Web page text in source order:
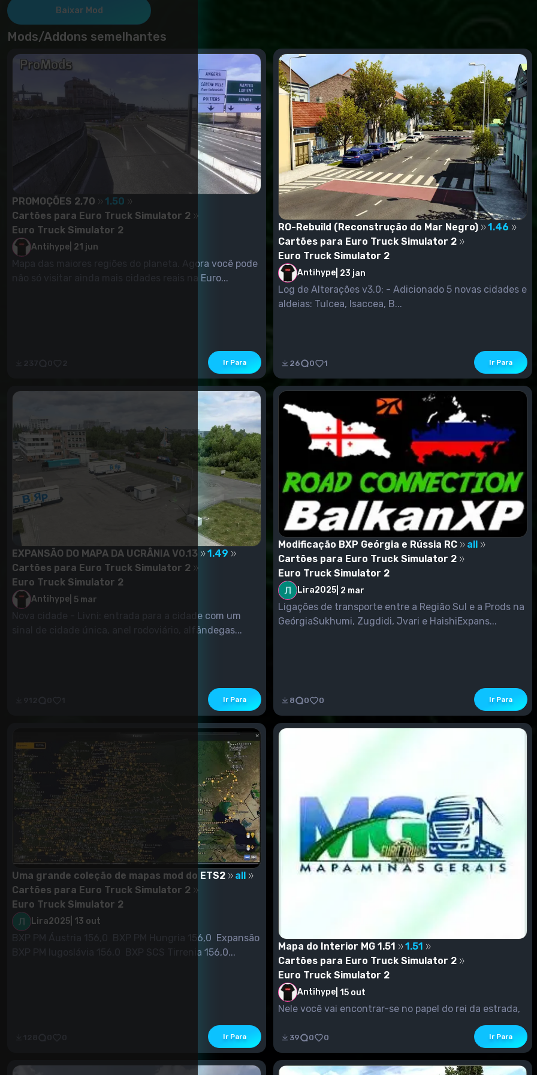
Baixar Mod
Mods/Addons semelhantes
PROMOÇÕES 2,70
1.50
Cartões para Euro Truck Simulator 2
Euro Truck Simulator 2
Antihype 21 jun
Mapa das maiores regiões do planeta. Agora você pode
não só visitar ainda mais cidades reais na Euro...
Ir Para
RO-Rebuild (Reconstrução do Mar Negro)
1.46
Cartões para Euro Truck Simulator 2
Euro Truck Simulator 2
Antihype 23 jan
Log de Alterações v3.0: - Adicionado 5 novas cidades e
aldeias: Tulcea, Isaccea, B...
26 0 1 Ir Para
EXPANSÃO DO MAPA DA UCRÂNIA V0.13
1.49
Cartões para Euro Truck Simulator 2
Euro Truck Simulator 2
Antihype 5 mar
Nova cidade - Livni: entrada para a cidade com um
sinal de cidade única, anel rodoviário, alfândegas...
Ir Para
Modificação BXP Geórgia e Rússia RC
all
Cartões para Euro Truck Simulator 2
Euro Truck Simulator 2
Lira2025 2 mar
Ligações de transporte entre a Região Sul e a Prods na
GeórgiaSukhumi, Zugdidi, Jvari e HaishiExpans...
8 0 0 Ir Para
Uma grande coleção de mapas mod do ETS2
all
Cartões para Euro Truck Simulator 2
Euro Truck Simulator 2
Lira2025 13 out
BXP PM Áustria 156,0 BXP PM Hungria 156,0 Expansão
BXP PM Iugoslávia 156,0 BXP SCS Tirrenia 156,0...
Ir Para
Mapa do Interior MG 1.51
1.51
Cartões para Euro Truck Simulator 2
Euro Truck Simulator 2
Antihype 15 out
Nele você vai encontrar-se no papel do rei da estrada,
caminhoneiro, entregando bens importantes em...
39 0 0 Ir Para